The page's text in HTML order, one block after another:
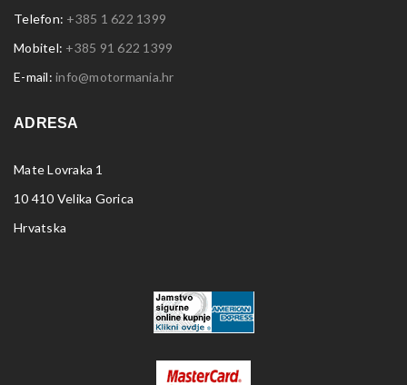
Telefon: +385 1 622 1399
Mobitel: +385 91 622 1399
E-mail: info@motormania.hr
ADRESA
Mate Lovraka 1
10 410 Velika Gorica
Hrvatska